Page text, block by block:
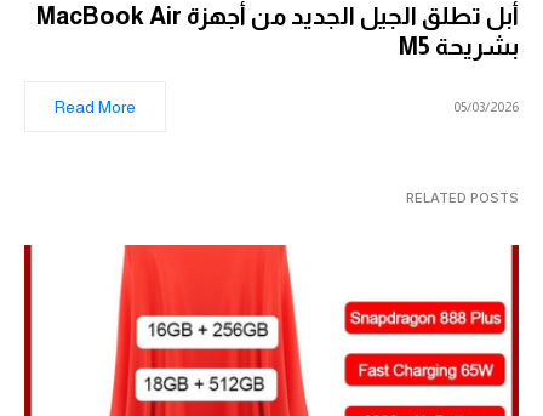
أبل تطلق الجيل الجديد من أجهزة MacBook Air
بشريحة M5
05/03/2026
Read More
RELATED POSTS